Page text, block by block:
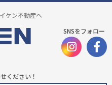
ケン不動産へ
SNSをフォロー
ください！